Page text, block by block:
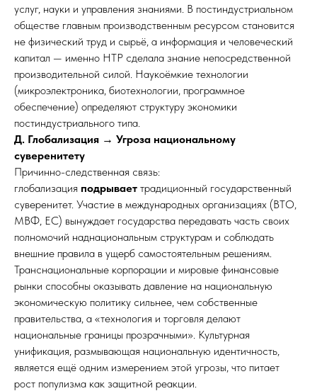
услуг, науки и управления знаниями. В постиндустриальном
обществе главным производственным ресурсом становится
не физический труд и сырьё, а информация и человеческий
капитал — именно НТР сделала знание непосредственной
производительной силой. Наукоёмкие технологии
(микроэлектроника, биотехнологии, программное
обеспечение) определяют структуру экономики
постиндустриального типа.
Д. Глобализация → Угроза национальному
суверенитету
Причинно-следственная связь:
глобализация подрывает традиционный государственный
суверенитет. Участие в международных организациях (ВТО,
МВФ, ЕС) вынуждает государства передавать часть своих
полномочий наднациональным структурам и соблюдать
внешние правила в ущерб самостоятельным решениям.
Транснациональные корпорации и мировые финансовые
рынки способны оказывать давление на национальную
экономическую политику сильнее, чем собственные
правительства, а «технология и торговля делают
национальные границы прозрачными». Культурная
унификация, размывающая национальную идентичность,
является ещё одним измерением этой угрозы, что питает
рост популизма как защитной реакции.